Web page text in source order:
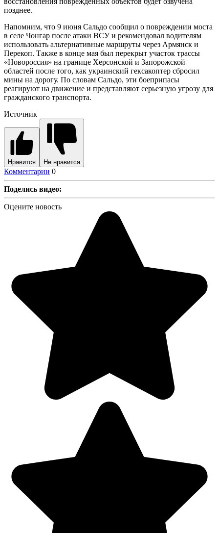
позднее.
Напомним, что 9 июня Сальдо сообщил о повреждении моста
в селе Чонгар после атаки ВСУ и рекомендовал водителям
использовать альтернативные маршруты через Армянск и
Перекоп. Также в конце мая был перекрыт участок трассы
«Новороссия» на границе Херсонской и Запорожской
областей после того, как украинский гексакоптер сбросил
мины на дорогу. По словам Сальдо, эти боеприпасы
реагируют на движение и представляют серьезную угрозу для
гражданского транспорта.
Источник
Нравится Не нравится
Комментарии 0
Поделись видео:
Оцените новость